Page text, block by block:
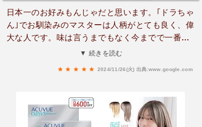
日本一のお好みもんじゃだと思います。｢ドラちゃ
ん｣でお馴染みのマスターは人柄がとても良く、偉
大な人です。味は言うまでもなく今までで一番美
味しいお好みもんじゃでした。また行く、という
▼ 続きを読む
2024/11/26(火) 出典:www.google.com